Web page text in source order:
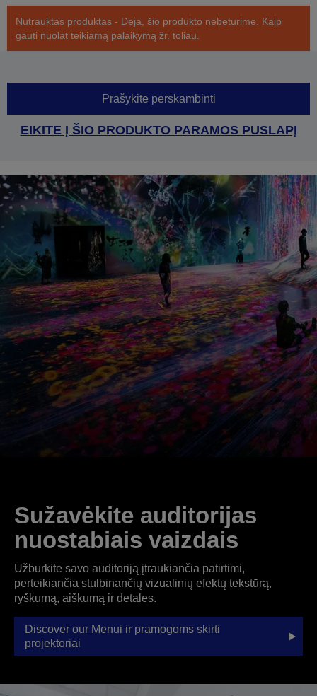
Nutrauktas produktas - Deja, šio produkto nebeturime. Kaip
gauti nuolat teikiamą palaikymą žr. toliau.
Prašykite perskambinti
EIKITE Į ŠIO PRODUKTO PARAMOS PUSLAPĮ
Sužavėkite auditorijas
nuostabiais vaizdais
Užburkite savo auditoriją įtraukiančia patirtimi,
perteikiančia stulbinančių vizualinių efektų tekstūrą,
ryškumą, aiškumą ir detales.
Discover our Menui ir pramogoms skirti
projektoriai